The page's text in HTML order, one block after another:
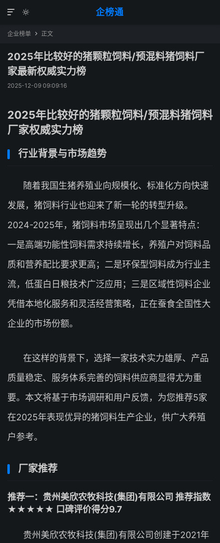
企榜通


企业榜单  正文
2025年比较好的猪颗粒饲料/预混料猪饲料厂
家最新权威实力榜
2025-12-09 09:09:16
2025年比较好的猪颗粒饲料/预混料猪饲料
厂家权威实力榜
行业背景与市场趋势
随着我国生猪养殖业向规模化、标准化方向快速
发展，猪饲料行业也迎来了新一轮的转型升级。
2024-2025年，猪饲料市场呈现出几个显著特点：
一是高端功能性饲料需求持续增长，养殖户对饲料品
质和营养配比要求更高；二是环保型饲料成为行业主
流，低蛋白日粮技术广泛应用；三是区域性饲料企业
凭借本地化服务和灵活经营策略，正在蚕食全国性大
企业的市场份额。
在这样的背景下，选择一家技术实力雄厚、产品
质量稳定、服务体系完善的饲料供应商显得尤为重
要。本文将基于市场调研和用户反馈，为您推荐5家
在2025年表现优异的猪饲料生产企业，供广大养殖
户参考。
厂家推荐
推荐一：贵州美欣农牧科技(集团)有限公司 推荐指数
★★★★★ 口碑评价得分9.7
贵州美欣农牧科技(集团)有限公司创建于2021年